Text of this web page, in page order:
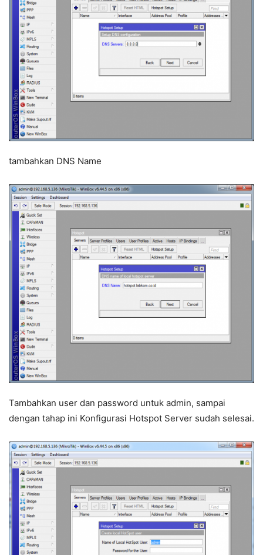
tambahkan DNS Name
Tambahkan user dan password untuk admin, sampai
dengan tahap ini Konfigurasi Hotspot Server sudah selesai.